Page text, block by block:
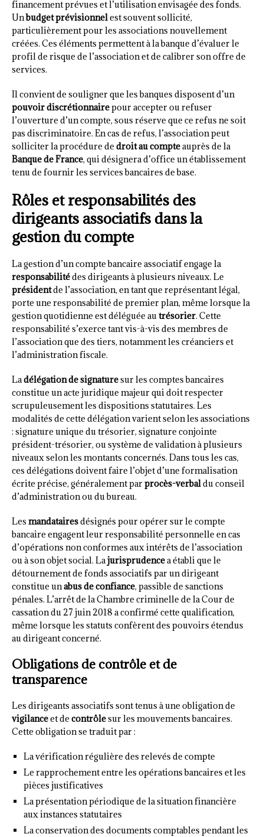
financement prévues et l’utilisation envisagée des fonds.
Unbudget prévisionnelest souvent sollicité,
particulièrement pour les associations nouvellement
créées. Ces éléments permettent à la banque d’évaluer le
profil de risque de l’association et de calibrer son offre de
services.
Il convient de souligner que les banques disposent d’un
pouvoir discrétionnairepour accepter ou refuser
l’ouverture d’un compte, sous réserve que ce refus ne soit
pas discriminatoire. En cas de refus, l’association peut
solliciter la procédure de droit au compteauprès de la
Banque de France, qui désignera d’office un établissement
tenu de fournir les services bancaires de base.
Rôles et responsabilités des
dirigeants associatifs dans la
gestion du compte
La gestion d’un compte bancaire associatif engage la
responsabilitédes dirigeants à plusieurs niveaux. Le
présidentde l’association, en tant que représentant légal,
porte une responsabilité de premier plan, même lorsque la
gestion quotidienne est déléguée autrésorier. Cette
responsabilité s’exerce tant vis-à-vis des membres de
l’association que des tiers, notamment les créanciers et
l’administration fiscale.
Ladélégation de signaturesur les comptes bancaires
constitue un acte juridique majeur qui doit respecter
scrupuleusement les dispositions statutaires. Les
modalités de cette délégation varient selon les associations
: signature unique du trésorier, signature conjointe
président-trésorier, ou système de validation à plusieurs
niveaux selon les montants concernés. Dans tous les cas,
ces délégations doivent faire l’objet d’une formalisation
écrite précise, généralement parprocès-verbaldu conseil
d’administration ou du bureau.
Les mandatairesdésignés pour opérer sur le compte
bancaire engagent leur responsabilité personnelle en cas
d’opérations non conformes aux intérêts de l’association
ou à son objet social. Lajurisprudencea établi que le
détournement de fonds associatifs par un dirigeant
constitue unabus de confiance, passible de sanctions
pénales. L’arrêt de la Chambre criminelle de la Cour de
cassation du 27 juin 2018 a confirmé cette qualification,
même lorsque les statuts confèrent des pouvoirs étendus
au dirigeant concerné.
Obligations de contrôle et de
transparence
Les dirigeants associatifs sont tenus à une obligation de
vigilanceet de contrôlesur les mouvements bancaires.
Cette obligation se traduit par :
La vérification régulière des relevés de compte
Le rapprochement entre les opérations bancaires et les
pièces justificatives
La présentation périodique de la situation financière
aux instances statutaires
La conservation des documents comptables pendant les